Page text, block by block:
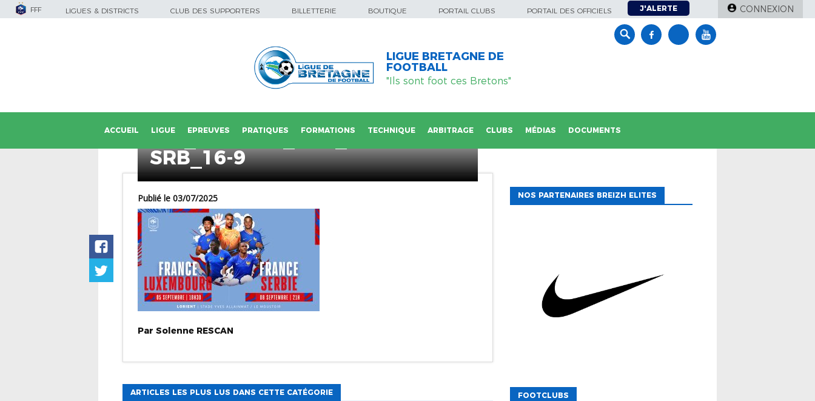
FFF LIGUES & DISTRICTS CLUB DES SUPPORTERS BILLETTERIE BOUTIQUE PORTAIL CLUBS PORTAIL DES OFFICIELS J'ALERTE CONNEXION
LIGUE BRETAGNE DE
FOOTBALL
"Ils sont foot ces Bretons"
ACCUEIL LIGUE EPREUVES PRATIQUES FORMATIONS TECHNIQUE ARBITRAGE CLUBS MÉDIAS DOCUMENTS
FFF_ESPOIRS_FRA_LUX-
SRB_16-9
Publié le 03/07/2025
Par Solenne RESCAN
ARTICLES LES PLUS LUS DANS CETTE CATÉGORIE
NOS PARTENAIRES BREIZH ELITES
FOOTCLUBS